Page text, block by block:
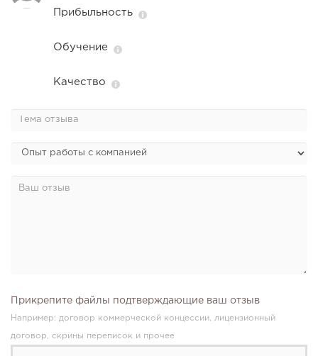
Прибыльность
Обучение
Качество
Прикрепите файлы подтверждающие ваш отзыв
Например: договор коммерческой концессии, лицензионный
договор, скрины переписок и прочее